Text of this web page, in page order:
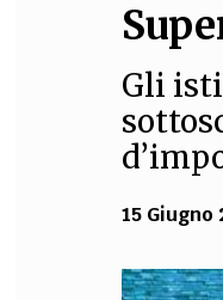
LIFE STYLE
Sport, Cucina,
Moda
Gli
15 Giugno